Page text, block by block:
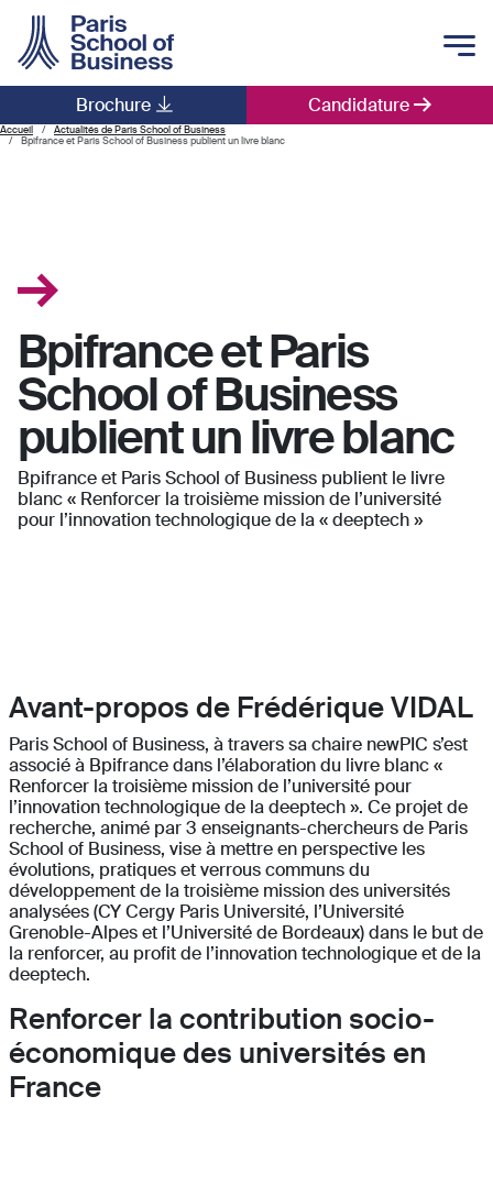
Candidature
Brochure
Main navigation
Accueil
Actualités de Paris School of Business
Bpifrance et Paris School of Business publient un livre blanc
Bpifrance et Paris
School of Business
publient un livre blanc
Bpifrance et Paris School of Business publient le livre
blanc « Renforcer la troisième mission de l’université
pour l’innovation technologique de la « deeptech »
Avant-propos de Frédérique VIDAL
Paris School of Business, à travers sa chaire newPIC s’est
associé à Bpifrance dans l’élaboration du livre blanc «
Renforcer la troisième mission de l’université pour
l’innovation technologique de la deeptech ». Ce projet de
recherche, animé par 3 enseignants-chercheurs de Paris
School of Business, vise à mettre en perspective les
évolutions, pratiques et verrous communs du
développement de la troisième mission des universités
analysées (CY Cergy Paris Université, l’Université
Grenoble-Alpes et l’Université de Bordeaux) dans le but de
la renforcer, au profit de l’innovation technologique et de la
deeptech.
Renforcer la contribution socio-
économique des universités en
France